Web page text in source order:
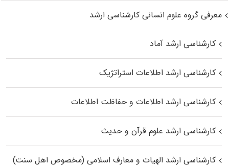
معرفی گروه علوم انسانی کارشناسی ارشد
کارشناسی ارشد آماد
کارشناسی ارشد اطلاعات استراتژیک
کارشناسی ارشد اطلاعات و حفاظت اطلاعات
کارشناسی ارشد علوم قرآن و حدیث
کارشناسی ارشد الهیات و معارف اسلامی (مخصوص اهل سنت)